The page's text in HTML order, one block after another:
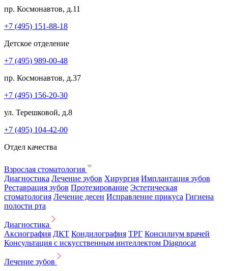
пр. Космонавтов, д.11
+7 (495) 151-88-18
Детское отделение
+7 (495) 989-00-48
пр. Космонавтов, д.37
+7 (495) 156-20-30
ул. Терешковой, д.8
+7 (495) 104-42-00
Отдел качества
Взрослая стоматология
Диагностика Лечение зубов Хирургия Имплантация зубов
Реставрация зубов Протезирование Эстетическая
стоматология Лечение десен Исправление прикуса Гигиена
полости рта
Диагностика
Аксиография ДКТ Кондилография ТРГ Консилиум врачей
Консультация с искусственным интеллектом Diagnocat
Лечение зубов